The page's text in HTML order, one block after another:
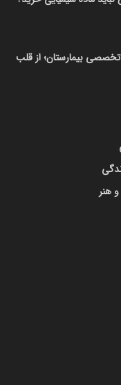
بیمارستان؛ از قلب
هنر